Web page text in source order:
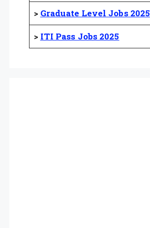
> Graduate Level Jobs 2025
> ITI Pass Jobs 2025